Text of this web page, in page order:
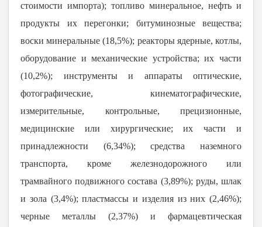
стоимости импорта); топливо минеральное, нефть и
продукты их перегонки; битуминозные вещества;
воски минеральные (18,5%); реакторы ядерные, котлы,
оборудование и механические устройства; их части
(10,2%); инструменты и аппараты оптические,
фотографические, кинематографические,
измерительные, контрольные, прецизионные,
медицинские или хирургические; их части и
принадлежности (6,34%); средства наземного
транспорта, кроме железнодорожного или
трамвайного подвижного состава (3,89%); руды, шлак
и зола (3,4%); пластмассы и изделия из них (2,46%);
черные металлы (2,37%) и фармацевтическая